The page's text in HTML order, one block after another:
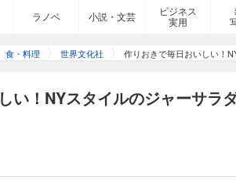
ラノベ 小説・文芸
ビジネス
実用
食・料理 世界文化社 作りおきで毎日おいしい！
い！NYスタイルのジャーサラ